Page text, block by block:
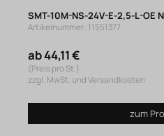
SMT-10M-NS-24V-E-2,5-L-OE
Artikelnummer: 11551377
ab 44,11 €
(Preis pro St.)
zzgl. MwSt. und Versandkosten
zum